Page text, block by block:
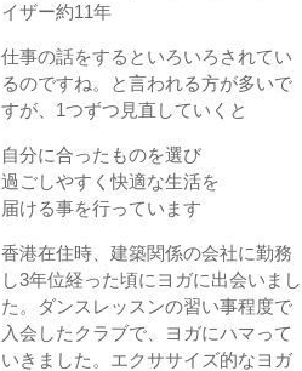
イザー約11年
仕事の話をするといろいろされてい
るのですね。と言われる方が多いで
すが、1つずつ見直していくと
自分に合ったものを選び
過ごしやすく快適な生活を
届ける事を行っています
香港在住時、建築関係の会社に勤務
し3年位経った頃にヨガに出会いまし
た。ダンスレッスンの習い事程度で
入会したクラブで、ヨガにハマって
いきました。エクササイズ的なヨガ